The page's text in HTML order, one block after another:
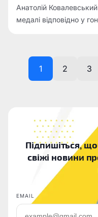
Анатолій
медалі відповідно у
1 2 3
Підпишіться,
свіжі новини
EMAIL